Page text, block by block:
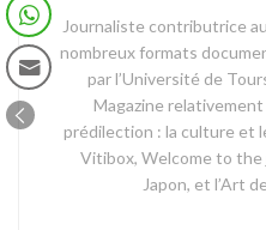
Journaliste contributrice
nombreux formats
par l’Université de
Magazine
prédilection : la culture et
Vitibox, Welcome to the
Japon, et l’Art